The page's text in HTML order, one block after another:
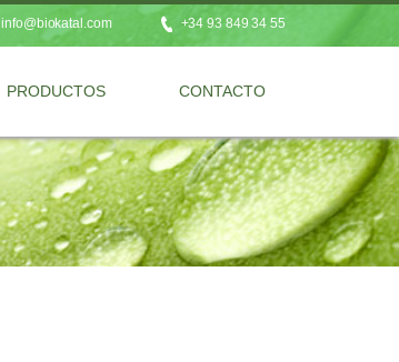
info@biokatal.com +34 93 849 34 55
PRODUCTOS CONTACTO